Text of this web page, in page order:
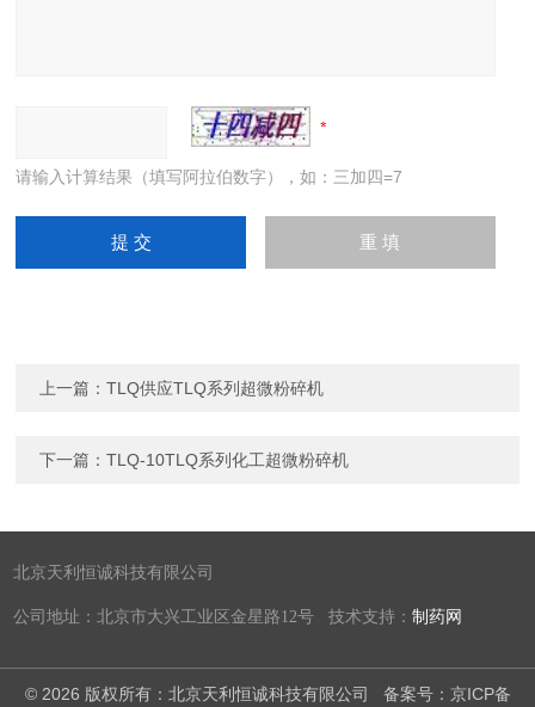
请输入计算结果（填写阿拉伯数字），如：三加四=7
上一篇：TLQ供应TLQ系列超微粉碎机
下一篇：TLQ-10TLQ系列化工超微粉碎机
北京天利恒诚科技有限公司
公司地址：北京市大兴工业区金星路12号 技术支持：制药网
© 2026 版权所有：北京天利恒诚科技有限公司 备案号：京ICP备